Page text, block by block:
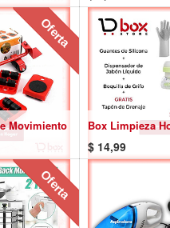
Oferta
Movimiento Box Limpieza
$ 14,99
Oferta